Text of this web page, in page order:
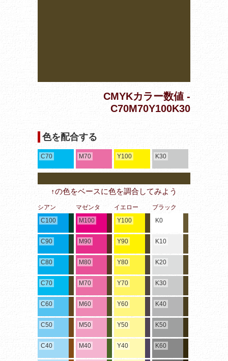
CMYKカラー数値 -
C70M70Y100K30
色を配合する
C70 M70 Y100 K30
↑の色をベースに色を調合してみよう
シアン
C100
C90
C80
C70
C60
C50
C40
マゼンタ
M100
M90
M80
M70
M60
M50
M40
イエロー
Y100
Y90
Y80
Y70
Y60
Y50
Y40
ブラック
K0
K10
K20
K30
K40
K50
K60